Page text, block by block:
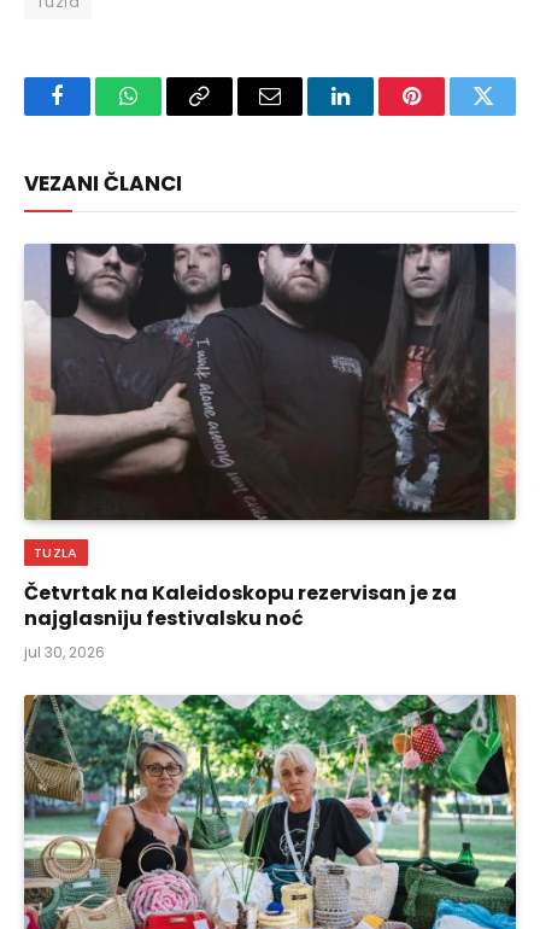
FacebookWhatsAppCopy
Email LinkedInPinterest
VEZANI ČLANCI
TUZLA
Četvrtak na Kaleidoskopu rezervisan je za
najglasniju festivalsku noć
jul 30, 2026